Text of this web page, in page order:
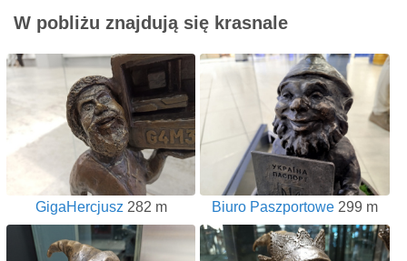
W pobliżu znajdują się krasnale
GigaHercjusz 282 m Biuro Paszportowe299 m